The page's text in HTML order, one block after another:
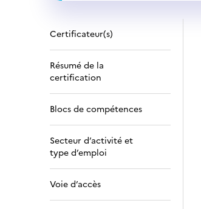
Certificateur(s)
Résumé de la
certification
Blocs de compétences
Secteur d’activité et
type d’emploi
Voie d’accès